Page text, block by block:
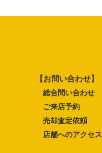
【お問い合わせ】
総合問い合わせ
ご来店予約
売却査定依頼
店舗へのアクセス